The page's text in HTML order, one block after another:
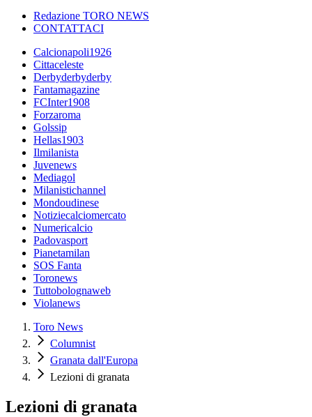
Redazione TORO NEWS
CONTATTACI
Calcionapoli1926
Cittaceleste
Derbyderbyderby
Fantamagazine
FCInter1908
Forzaroma
Golssip
Hellas1903
Ilmilanista
Juvenews
Mediagol
Milanistichannel
Mondoudinese
Notiziecalciomercato
Numericalcio
Padovasport
Pianetamilan
SOS Fanta
Toronews
Tuttobolognaweb
Violanews
Toro News
Columnist
Granata dall'Europa
Lezioni di granata
Lezioni di granata